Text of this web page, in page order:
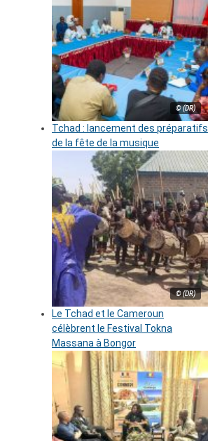
© (DR)
Tchad : lancement des préparatifs
de la fête de la musique
© (DR)
Le Tchad et le Cameroun
célèbrent le Festival Tokna
Massana à Bongor